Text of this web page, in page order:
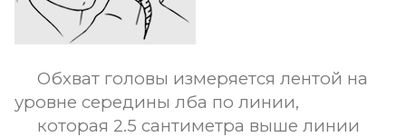
Обхват головы измеряется лентой на
уровне середины лба по линии,
которая 2.5 сантиметра выше линии